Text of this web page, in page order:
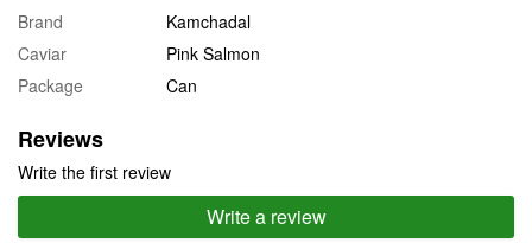
Brand
Kamchadal
Caviar
Pink Salmon
Package
Can
Reviews
Write the first review
Write a review